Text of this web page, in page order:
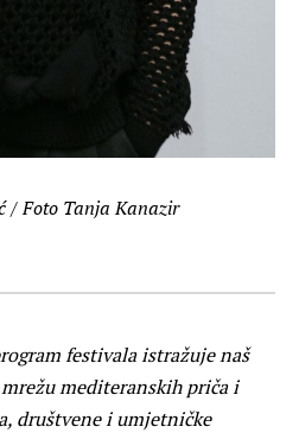
/ Foto Tanja Kanazir
festivalaistražuje naš
mediteranskih priča i
društvene i umjetničke